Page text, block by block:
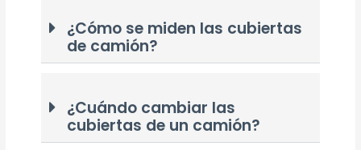
¿Cómo se miden las cubiertas
de camión?
¿Cuándo cambiar las
cubiertas de un camión?